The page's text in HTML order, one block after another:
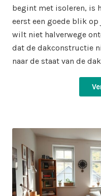
begint met isoleren, is
eerst een goede blik op
wilt niet halverwege
dat de dakconstructie
naar de staat van de